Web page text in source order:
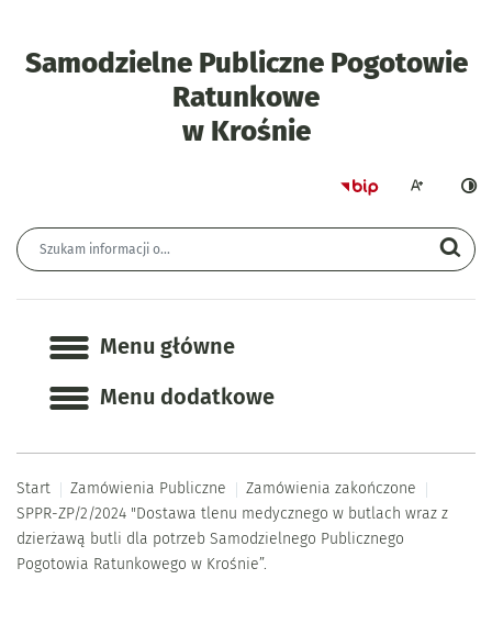
Samodzielne Publiczne Pogotowie
Ratunkowe
w Krośnie- SPPR-ZP/
StronaWiększa
Wyszukiwarka
Menu główne
Menu główne
Menu dodatkowe
Start Zamówienia Publiczne
Zamówienia zakończone
SPPR-ZP/2/2024 "Dostawa tlenu medycznego w butlach wraz z
dzierżawą butli dla potrzeb Samodzielnego Publicznego
Pogotowia Ratunkowego w Krośnie”.